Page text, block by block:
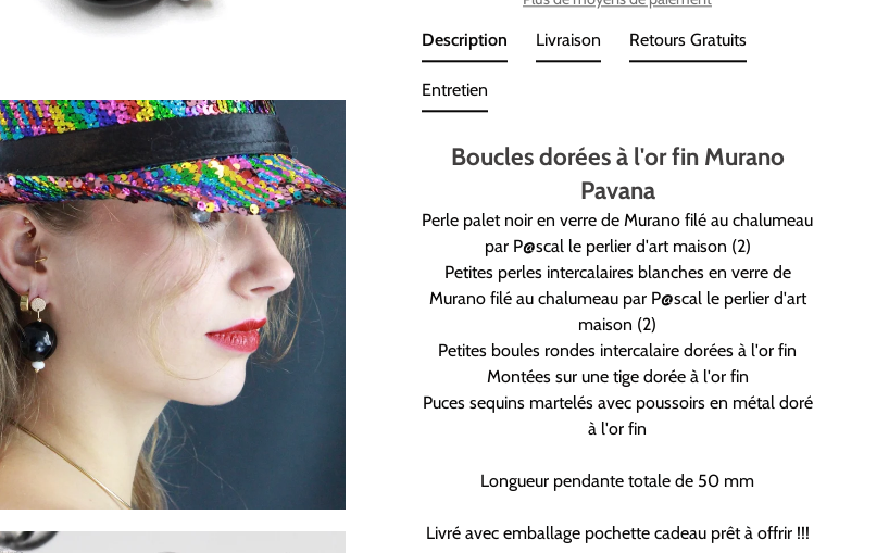
Description
Boucles dorées à l'or fin Murano
Pavana
Perle palet noir en verre de Murano filé au chalumeau
par P@scal le perlier d'art maison (2)
Petites perles intercalaires blanches en verre de
Murano filé au chalumeau par P@scal le perlier d'art
maison (2)
Petites boules rondes intercalaire dorées à l'or fin
Montées sur une tige dorée à l'or fin
Puces sequins martelés avec poussoirs en métal doré
à l'or fin
Longueur pendante totale de 50 mm
Livré avec emballage pochette cadeau prêt à offrir !!!
Livraison Retours Gratuits
Entretien